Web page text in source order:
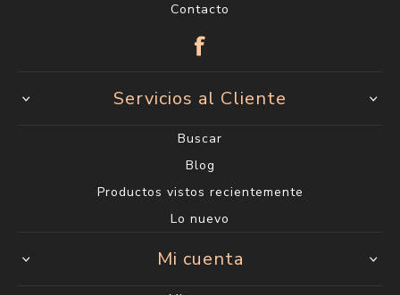
Contacto
Servicios al Cliente
Buscar
Blog
Productos vistos recientemente
Lo nuevo
Mi cuenta